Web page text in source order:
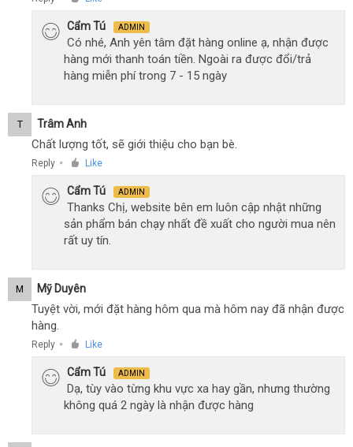
Cẩm Tú ADMIN
Có nhé, Anh yên tâm đặt hàng online ạ, nhận được
hàng mới thanh toán tiền. Ngoài ra được đổi/trả
hàng miễn phí trong 7 - 15 ngày
T Trâm Anh
Chất lượng tốt, sẽ giới thiệu cho bạn bè.
Reply ● Like
Cẩm Tú ADMIN
Thanks Chị, website bên em luôn cập nhật những
sản phẩm bán chạy nhất đề xuất cho người mua nên
rất uy tín.
M Mỹ Duyên
Tuyệt vời, mới đặt hàng hôm qua mà hôm nay đã nhận được
hàng.
Reply ● Like
Cẩm Tú ADMIN
Dạ, tùy vào từng khu vực xa hay gần, nhưng thường
không quá 2 ngày là nhận được hàng